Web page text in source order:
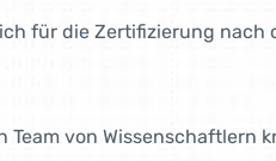
für die Zertifizierung nach
von